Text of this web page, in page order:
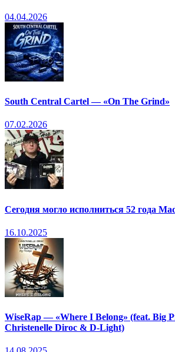
04.04.2026
South Central Cartel — «On The Grind»
07.02.2026
Сегодня могло исполниться 52 года
16.10.2025
WiseRap — «Where I Belong» (feat. Big
Christenelle Diroc & D-Light)